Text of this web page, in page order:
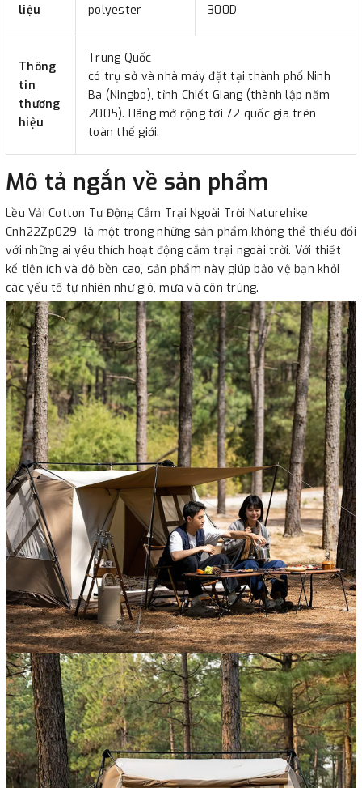
liệu
polyester
300D
Thông
tin
thương
hiệu
Trung Quốc
có trụ sở và nhà máy đặt tại thành phố Ninh
Ba (Ningbo), tỉnh Chiết Giang (thành lập năm
2005). Hãng mở rộng tới 72 quốc gia trên
toàn thế giới.
Mô tả ngắn về sản phẩm
Lều Vải Cotton Tự Động Cắm Trại Ngoài Trời Naturehike
Cnh22Zp029 là một trong những sản phẩm không thể thiếu đối
với những ai yêu thích hoạt động cắm trại ngoài trời. Với thiết
kế tiện ích và độ bền cao, sản phẩm này giúp bảo vệ bạn khỏi
các yếu tố tự nhiên như gió, mưa và côn trùng.